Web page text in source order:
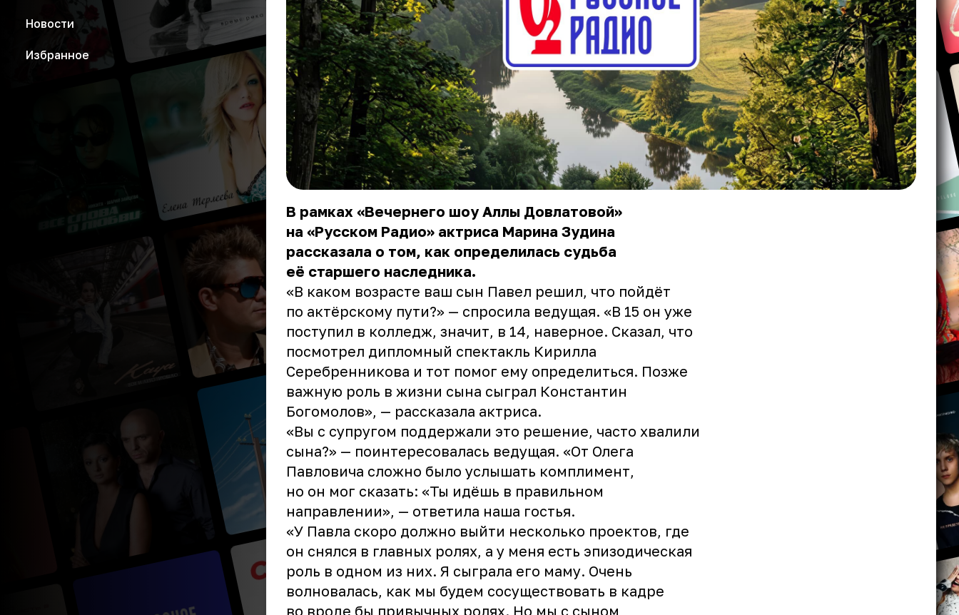
Новости
Избранное
В рамках «Вечернего шоу Аллы Довлатовой»
на «Русском Радио» актриса Марина Зудина
рассказала о том, как определилась судьба
её старшего наследника.
«В каком возрасте ваш сын Павел решил, что пойдёт
по актёрскому пути?» — спросила ведущая. «В 15 он уже
поступил в колледж, значит, в 14, наверное. Сказал, что
посмотрел дипломный спектакль Кирилла
Серебренникова и тот помог ему определиться. Позже
важную роль в жизни сына сыграл Константин
Богомолов», — рассказала актриса.
«Вы с супругом поддержали это решение, часто хвалили
сына?» — поинтересовалась ведущая. «От Олега
Павловича сложно было услышать комплимент,
но он мог сказать: «Ты идёшь в правильном
направлении», — ответила наша гостья.
«У Павла скоро должно выйти несколько проектов, где
он снялся в главных ролях, а у меня есть эпизодическая
роль в одном из них. Я сыграла его маму. Очень
волновалась, как мы будем сосуществовать в кадре
во вроде бы привычных ролях. Но мы с сыном